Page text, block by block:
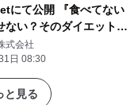
にて公開 『食べてない
ない？そのダイエットは
ている！』
式会社
日 08:30
と見る